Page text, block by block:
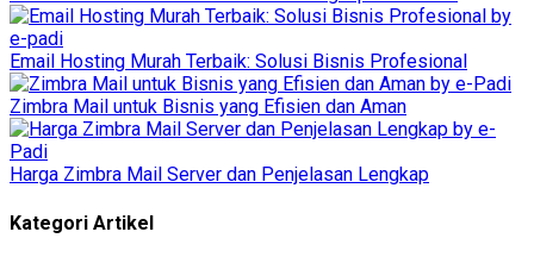
Email Hosting Murah Terbaik: Solusi Bisnis Profesional
Zimbra Mail untuk Bisnis yang Efisien dan Aman
Harga Zimbra Mail Server dan Penjelasan Lengkap
Kategori Artikel